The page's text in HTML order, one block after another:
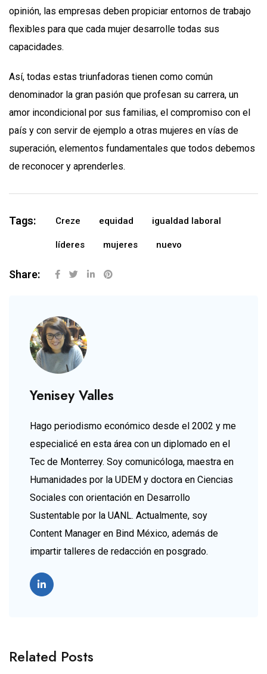
opinión, las empresas deben propiciar entornos de trabajo
flexibles para que cada mujer desarrolle todas sus
capacidades.
Así, todas estas triunfadoras tienen como común
denominador la gran pasión que profesan su carrera, un
amor incondicional por sus familias, el compromiso con el
país y con servir de ejemplo a otras mujeres en vías de
superación, elementos fundamentales que todos debemos
de reconocer y aprenderles.
Tags: Creze equidad igualdad laboral
líderes mujeres nuevo
Share:
Yenisey Valles
Hago periodismo económico desde el 2002 y me
especialicé en esta área con un diplomado en el
Tec de Monterrey. Soy comunicóloga, maestra en
Humanidades por la UDEM y doctora en Ciencias
Sociales con orientación en Desarrollo
Sustentable por la UANL. Actualmente, soy
Content Manager en Bind México, además de
impartir talleres de redacción en posgrado.
Related Posts